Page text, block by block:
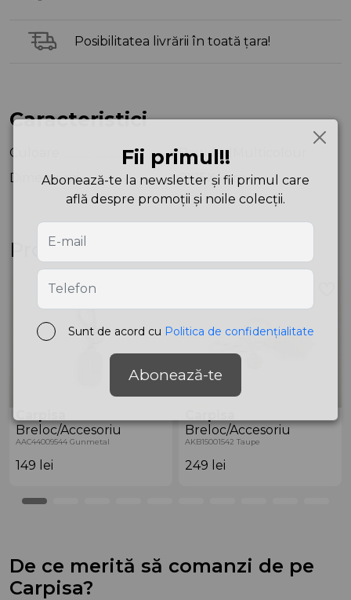
Posibilitatea livrării în toată țara!
Caracteristici
Culoare
Powder|Multicolour
Dimensiuni
0X15X4 cm
Produse asemănătoare
Breloc/Accesoriu
AAC44009544 Gunmetal
149 lei
Breloc/Accesoriu
AKB15001542 Taupe
249 lei
De ce merită să comanzi de pe
Carpisa?
Fii primul!!
Abonează-te la newsletter și fii primul care
află despre promoții și noile colecții.
Sunt de acord cu Politica de confidențialitate
Abonează-te